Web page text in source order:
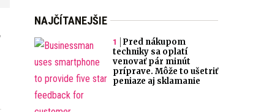
NAJČÍTANEJŠIE
Pred nákupom
techniky sa oplatí
venovať pár minút
príprave. Môže to ušetriť
peniaze aj sklamanie